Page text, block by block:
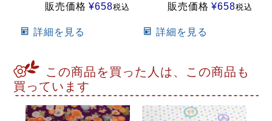
販売価格 ¥658税込
詳細を見る
販売価格 ¥658税込
詳細を見る
この商品を買った人は、この商品も
買っています